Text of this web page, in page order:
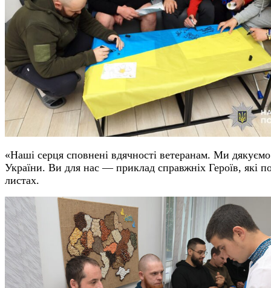
«Наші серця сповнені вдячності ветеранам. Ми
України. Ви для нас — приклад справжніх Героїв, які
листах.